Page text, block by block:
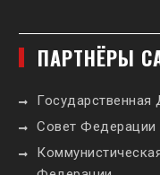
ПАРТНЁРЫ
Государственная
Совет Федерации